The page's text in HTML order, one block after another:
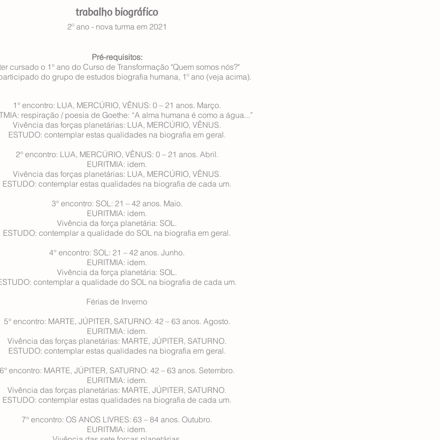
trabalho biográfico
2º ano - nova turma em 2021
Pré-requisitos:
cursado o 1° ano do Curso de Transformação "Quem somos nós?"
do grupo de estudos biografia humana, 1º ano (veja acima).
1° encontro: LUA, MERCÚRIO, VÊNUS: 0 – 21 anos. Março.
respiração / poesia de Goethe: “A alma humana é como a água...”
Vivência das forças planetárias: LUA, MERCÚRIO, VÊNUS.
ESTUDO: contemplar estas qualidades na biografia em geral.
2° encontro: LUA, MERCÚRIO, VÊNUS: 0 – 21 anos. Abril.
EURITMIA: idem.
Vivência das forças planetárias: LUA, MERCÚRIO, VÊNUS.
ESTUDO: contemplar estas qualidades na biografia de cada um.
3° encontro: SOL: 21 – 42 anos. Maio.
EURITMIA: idem.
Vivência da força planetária: SOL.
ESTUDO: contemplar a qualidade do SOL na biografia em geral.
4° encontro: SOL: 21 – 42 anos. Junho.
EURITMIA: idem.
Vivência da força planetária: SOL.
contemplar a qualidade do SOL na biografia de cada um.
Férias de Inverno
5° encontro: MARTE, JÚPITER, SATURNO: 42 – 63 anos. Agosto.
EURITMIA: idem.
Vivência das forças planetárias: MARTE, JÚPITER, SATURNO.
ESTUDO: contemplar estas qualidades na biografia em geral.
6° encontro: MARTE, JÚPITER, SATURNO: 42 – 63 anos. Setembro.
EURITMIA: idem.
Vivência das forças planetárias: MARTE, JÚPITER, SATURNO.
ESTUDO: contemplar estas qualidades na biografia de cada um.
7° encontro: OS ANOS LIVRES: 63 – 84 anos. Outubro.
EURITMIA: idem.